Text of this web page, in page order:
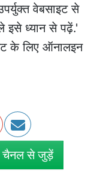
वेबसाइट से
ध्यान से पढ़ें.'
के लिए ऑनालइन
चैनल से जुड़ें